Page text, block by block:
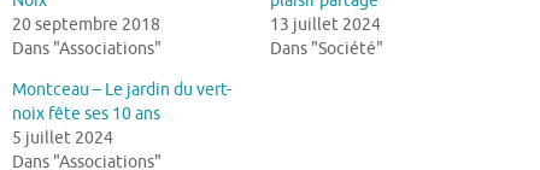
20 septembre 2018
Dans "Associations"
13 juillet 2024
Dans "Société"
Montceau – Le jardin du vert-
noix fête ses 10 ans
5 juillet 2024
Dans "Associations"